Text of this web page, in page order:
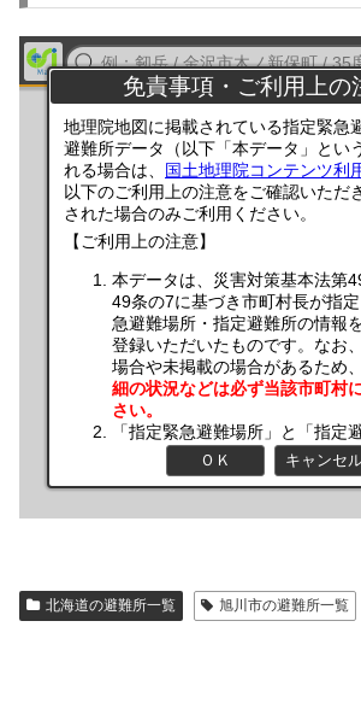
北海道の避難所一覧 旭川市の避難所一覧